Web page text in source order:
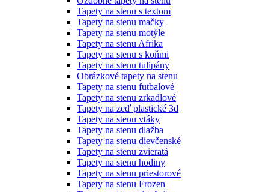
Tapety na stenu s textom
Tapety na stenu mačky
Tapety na stenu motýle
Tapety na stenu Afrika
Tapety na stenu s koňmi
Tapety na stenu tulipány
Obrázkové tapety na stenu
Tapety na stenu futbalové
Tapety na stenu zrkadlové
Tapety na zeď plastické 3d
Tapety na stenu vtáky
Tapety na stenu dlažba
Tapety na stenu dievčenské
Tapety na stenu zvieratá
Tapety na stenu hodiny
Tapety na stenu priestorové
Tapety na stenu Frozen